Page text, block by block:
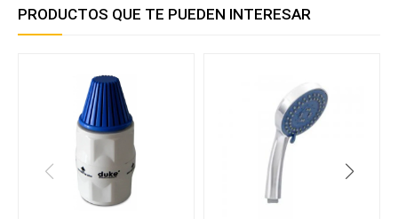
PRODUCTOS QUE TE PUEDEN INTERESAR